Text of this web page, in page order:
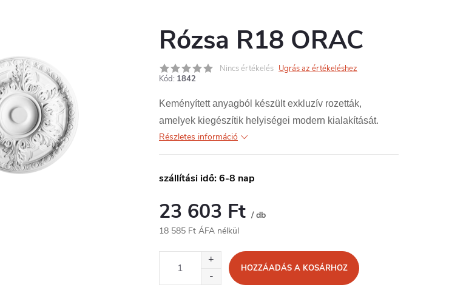
Rózsa R18 ORAC
Nincs értékelés Ugrás az értékeléshez
Kód: 1842
Keményített anyagból készült exkluzív rozetták,
amelyek kiegészítik helyiségei modern kialakítását.
Részletes információ
szállítási idő: 6-8 nap
23 603 Ft / db
18 585 Ft ÁFA nélkül
HOZZÁADÁS A KOSÁRHOZ